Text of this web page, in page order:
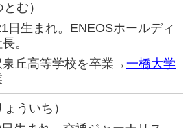
む）
日生まれ。ENEOSホールディ
。
泉丘高等学校を卒業→一橋大学
ょういち）